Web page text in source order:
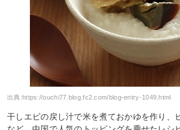
出典: https://ouchi77.blog.fc2.com/blog-entry-1049.html
干しエビの戻し汁で米を煮ておかゆを作り、